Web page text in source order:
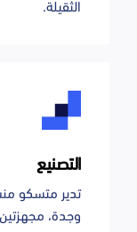
الثقيلة.
التصنيع
تدير متسكو
وجدة،